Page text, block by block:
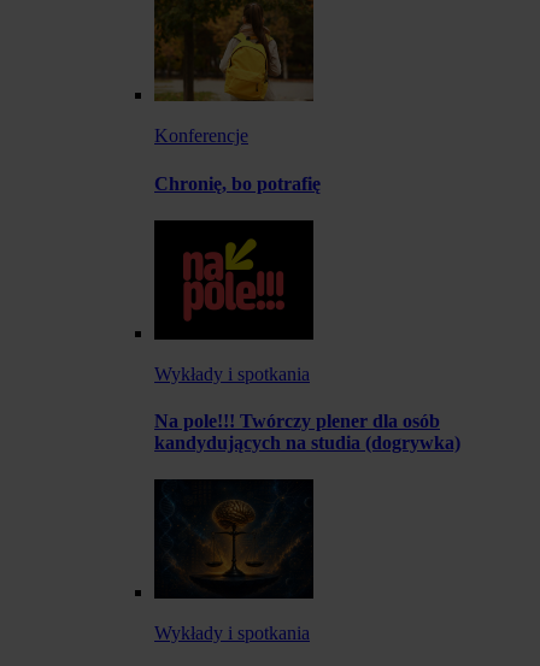
Konferencje
Chronię, bo potrafię
Wykłady i spotkania
Na pole!!! Twórczy plener dla osób
kandydujących na studia (dogrywka)
Wykłady i spotkania